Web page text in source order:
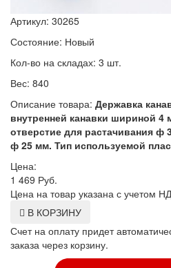
Артикул: 30265
Состояние: Новый
Кол-во на складах: 3 шт.
Вес: 840
Описание товара: Державка
внутренней канавки шириной
отверстие для растачивания ф
ф 25 мм. Тип используемой
Цена:
1 469 Руб.
Цена на товар указана с учетом
В КОРЗИНУ
Счет на оплату придет
заказа через корзину.